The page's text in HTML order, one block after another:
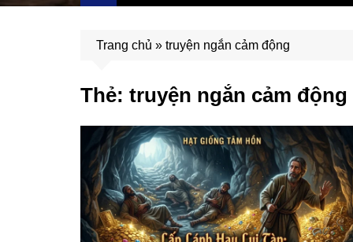
Trang chủ » truyện ngắn cảm động
Thẻ: truyện ngắn cảm động